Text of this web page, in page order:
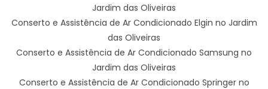
Jardim das Oliveiras
Conserto e Assistência de Ar Condicionado Elgin no Jardim
das Oliveiras
Conserto e Assistência de Ar Condicionado Samsung no
Jardim das Oliveiras
Conserto e Assistência de Ar Condicionado Springer no